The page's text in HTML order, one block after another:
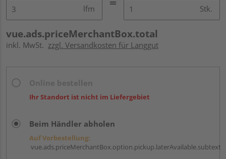
lfm Stk.
vue.ads.priceMerchantBox.total
inkl. MwSt. zzgl. Versandkosten für Langgut
Ihr Standort ist nicht im Liefergebiet
Beim Händler abholen
Auf Vorbestellung:
vue.ads.priceMerchantBox.option.pickup.laterAvailable.subtext